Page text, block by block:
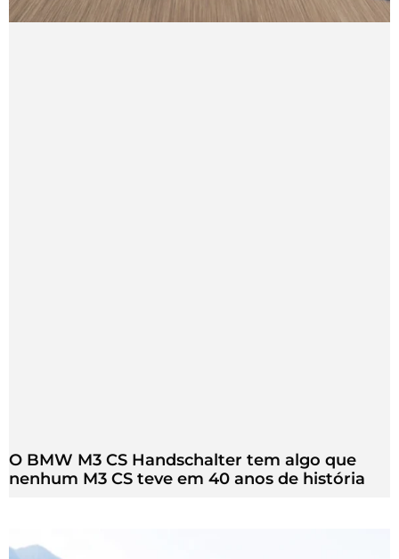
O BMW M3 CS Handschalter tem algo que
nenhum M3 CS teve em 40 anos de história